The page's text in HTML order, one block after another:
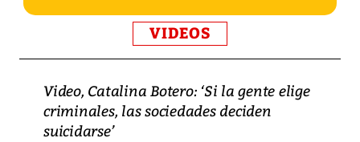
VIDEOS
Video, Catalina Botero: ‘Si la gente elige
criminales, las sociedades deciden
suicidarse’